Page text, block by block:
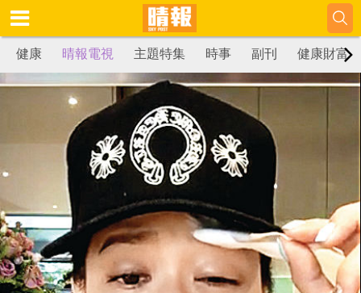
健康 晴報電視 主題特集 時事 副刊 健康財富